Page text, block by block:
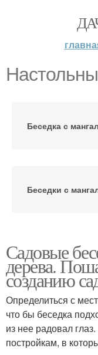
Беседка с
Беседки с
Садовые
дерева.
созданию
Определиться с
что бы беседка
из нее радовал
постройкам, в